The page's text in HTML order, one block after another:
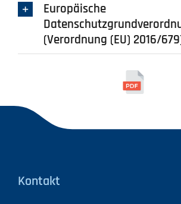
Europäische
(Verordnung (EU) 2016/
Kontakt